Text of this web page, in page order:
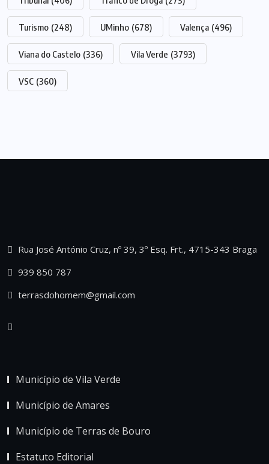
Turismo (248) UMinho (678) Valença (496)
Viana do Castelo (336) Vila Verde (3793)
VSC (360)
Rua José António Cruz, nº 39, 3º Esq. Frt., 4715-343 Braga
939 850 787
terrasdohomem@gmail.com
Município de Vila Verde
Município de Amares
Município de Terras de Bouro
Estatuto Editorial